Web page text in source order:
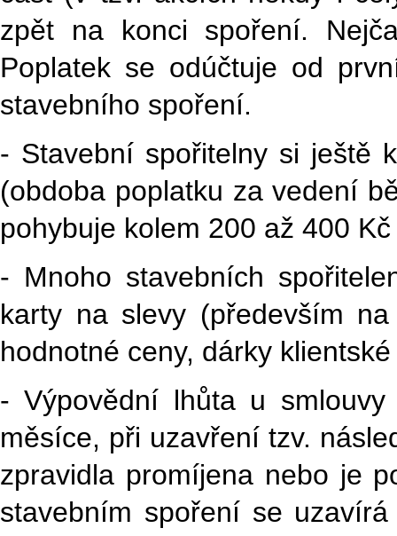
zpět na konci spoření.
Poplatek se odúčtuje od
stavebního spoření.
- Stavební spořitelny si ještě
(obdoba poplatku za vedení
pohybuje kolem 200 až 400
- Mnoho stavebních
karty na slevy (především
hodnotné ceny, dárky
- Výpovědní lhůta u
měsíce, při uzavření tzv.
zpravidla promíjena nebo je
stavebním spoření se